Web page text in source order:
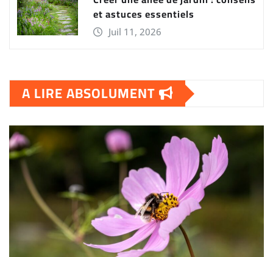
et astuces essentiels
Juil 11, 2026
A LIRE ABSOLUMENT